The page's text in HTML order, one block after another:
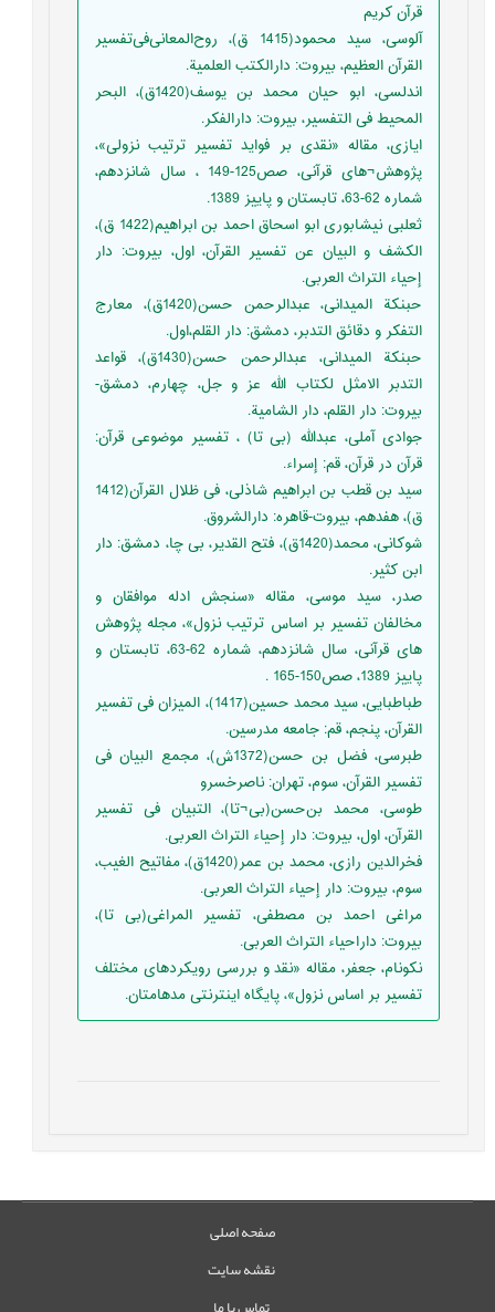
قرآن کریم
آلوسی، سید محمود(1415 ق)، روح‌المعانی‌فی‌تفسیر
القرآن العظیم، بیروت: دارالكتب العلمية.
اندلسى، ابو حيان محمد بن يوسف(1420ق)، البحر
المحيط فى التفسير، بیروت: دارالفکر.
ایازی، مقاله «نقدی بر فواید تفسیر ترتیب نزولی»،
پژوهش¬های قرآنی، صص125-149 ، سال شانزدهم،
شماره 62-63، تابستان و پاییز 1389.
ثعلبى نيشابورى ابو اسحاق احمد بن ابراهيم(1422 ق)،
الكشف و البيان عن تفسير القرآن، اول، بیروت: دار
إحياء التراث العربی.
حبنکة المیدانی، عبدالرحمن حسن(1420ق)، معارج
التفکر و دقائق التدبر، دمشق: دار القلم،اول.
حبنکة المیدانی، عبدالرحمن حسن(1430ق)، قواعد
التدبر الامثل لکتاب الله عز و جل، چهارم، دمشق-
بیروت: دار القلم، دار الشامیة.
جوادی آملی، عبدالله (بی تا) ، تفسیر موضوعی قرآن:
قرآن در قرآن، قم: إسراء.
سيد بن قطب بن ابراهيم شاذلی، فى ظلال القرآن(1412
ق)، هفدهم، بیروت-قاهره: دارالشروق.
شوکانی،‌ محمد(1420ق)، فتح القدیر، بی چا، دمشق: دار
ابن کثیر.
صدر، سید موسی، مقاله «سنجش ادله موافقان و
مخالفان تفسیر بر اساس ترتیب نزول»، مجله پژوهش
های قرآنی، سال شانزدهم، شماره 62-63، تابستان و
پاییز 1389، صص150-165 .
طباطبایی، سید محمد حسین(1417)، المیزان فی تفسیر
القرآن، پنجم، قم: جامعه مدرسین.
طبرسی، فضل بن حسن(1372ش)، مجمع البیان فی
تفسیر القرآن، سوم، تهران: ناصرخسرو
طوسی، محمد بن‌حسن(بی¬تا)، التبیان فی تفسیر
القرآن، اول، بیروت: دار إحیاء التراث العربی.
فخرالدین رازی، محمد بن عمر(1420ق)، مفاتیح الغیب،
سوم، بیروت: دار إحیاء التراث العربی.
مراغى احمد بن مصطفی، تفسير المراغی(بی تا)،
بیروت: داراحياء التراث العربی.
نکونام، جعفر، مقاله «نقد و بررسی رویکردهای مختلف
تفسیر بر اساس نزول»، پایگاه اینترنتی مدهامتان.
صفحه اصلی
نقشه سایت